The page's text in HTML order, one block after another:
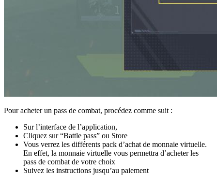
Pour acheter un pass de combat, procédez comme suit :
Sur l’interface de l’application,
Cliquez sur “Battle pass” ou Store
Vous verrez les différents pack d’achat de monnaie virtuelle.
En effet, la monnaie virtuelle vous permettra d’acheter les
pass de combat de votre choix
Suivez les instructions jusqu’au paiement